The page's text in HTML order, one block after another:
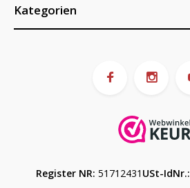
Kategorien
Register NR: 51712431 USt-IdNr.: